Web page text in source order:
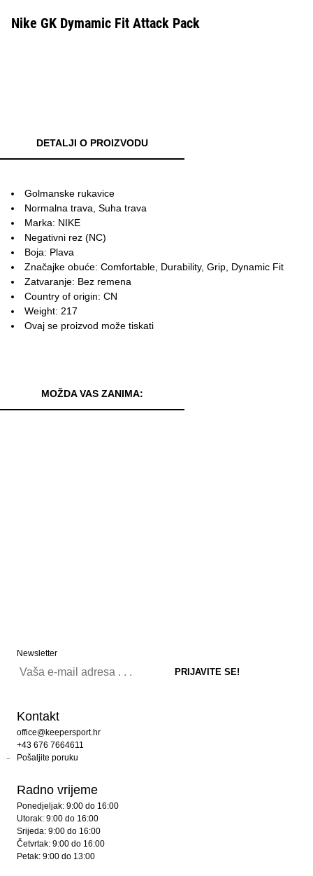
Nike GK Dymamic Fit Attack Pack
DETALJI O PROIZVODU
Golmanske rukavice
Normalna trava, Suha trava
Marka: NIKE
Negativni rez (NC)
Boja: Plava
Značajke obuće: Comfortable, Durability, Grip, Dynamic Fit
Zatvaranje: Bez remena
Country of origin: CN
Weight: 217
Ovaj se proizvod može tiskati
MOŽDA VAS ZANIMA:
Newsletter
Kontakt
office@keepersport.hr
+43 676 7664611
Pošaljite poruku
Radno vrijeme
Ponedjeljak: 9:00 do 16:00
Utorak: 9:00 do 16:00
Srijeda: 9:00 do 16:00
Četvrtak: 9:00 do 16:00
Petak: 9:00 do 13:00